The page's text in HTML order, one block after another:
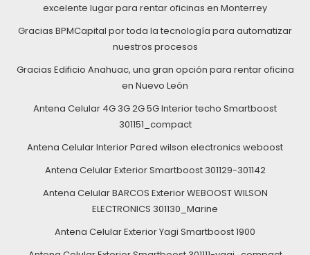
excelente lugar para rentar oficinas en Monterrey
Gracias BPMCapital por toda la tecnología para automatizar
nuestros procesos
Gracias Edificio Anahuac, una gran opción para rentar oficina
en Nuevo León
Antena Celular 4G 3G 2G 5G Interior techo Smartboost
301151_compact
Antena Celular Interior Pared wilson electronics weboost
Antena Celular Exterior Smartboost 301129-301142
Antena Celular BARCOS Exterior WEBOOST WILSON
ELECTRONICS 301130_Marine
Antena Celular Exterior Yagi Smartboost 1900